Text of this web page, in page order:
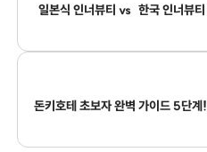
일본식 인너뷰티 vs 한국 인너뷰티
돈키호테 초보자 완벽 가이드 5단계!